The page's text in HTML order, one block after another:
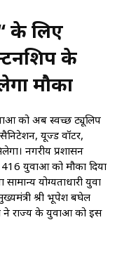
के लिए
के
मौका
को अब स्वच्छ ट्यूलिप
सैनिटेशन, यूज्ड वॉटर,
नगरीय प्रशासन
युवाओं को मौका दिया
योग्यताधारी युवा
श्री भूपेश बघेल
ने राज्य के युवाओं को इस